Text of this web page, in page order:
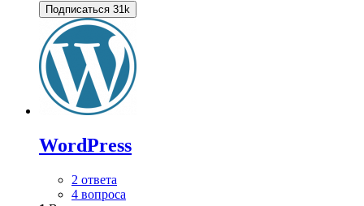
Подписаться 31k
WordPress
2 ответа
4 вопроса